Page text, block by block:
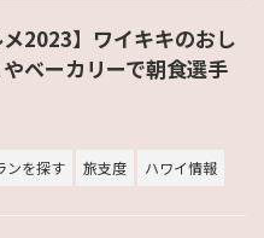
メ2023】ワイキキのおし
ベーカリーで朝食選手
ンを探す 旅支度 ハワイ情報